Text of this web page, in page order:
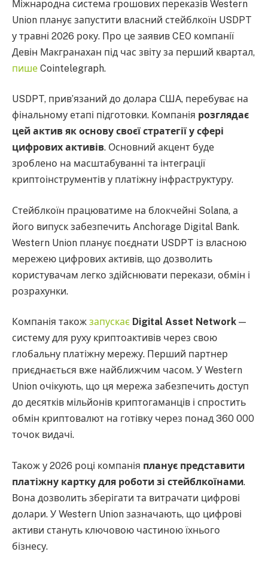
Міжнародна система грошових переказів Western
Union планує запустити власний стейблкоїн USDPT
у травні 2026 року. Про це заявив CEO компанії
Девін Макгранахан під час звіту за перший квартал,
пише Cointelegraph.
USDPT, прив’язаний до долара США, перебуває на
фінальному етапі підготовки. Компанія розглядає
цей актив як основу своєї стратегії у сфері
цифрових активів. Основний акцент буде
зроблено на масштабуванні та інтеграції
криптоінструментів у платіжну інфраструктуру.
Стейблкоїн працюватиме на блокчейні Solana, а
його випуск забезпечить Anchorage Digital Bank.
Western Union планує поєднати USDPT із власною
мережею цифрових активів, що дозволить
користувачам легко здійснювати перекази, обмін і
розрахунки.
Компанія також запускає Digital Asset Network —
систему для руху криптоактивів через свою
глобальну платіжну мережу. Перший партнер
приєднається вже найближчим часом. У Western
Union очікують, що ця мережа забезпечить доступ
до десятків мільйонів криптогаманців і спростить
обмін криптовалют на готівку через понад 360 000
точок видачі.
Також у 2026 році компанія планує представити
платіжну картку для роботи зі стейблкоїнами.
Вона дозволить зберігати та витрачати цифрові
долари. У Western Union зазначають, що цифрові
активи стануть ключовою частиною їхнього
бізнесу.